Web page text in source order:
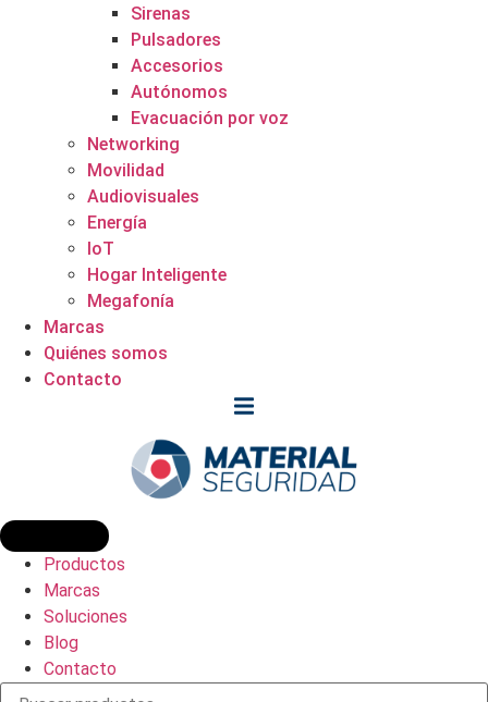
Sirenas
Pulsadores
Accesorios
Autónomos
Evacuación por voz
Networking
Movilidad
Audiovisuales
Energía
IoT
Hogar Inteligente
Megafonía
Marcas
Quiénes somos
Contacto
Productos
Marcas
Soluciones
Blog
Contacto
Búsqueda